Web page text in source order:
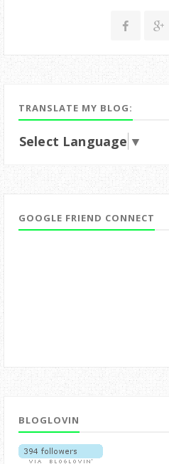
TRANSLATE MY BLOG:
Select Language ▼
GOOGLE FRIEND CONNECT
BLOGLOVIN